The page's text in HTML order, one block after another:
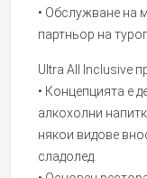
• Обслужване на
партньор на
Ultra All Inclusive
• Концепцията е
алкохолни
някои видове
сладолед.